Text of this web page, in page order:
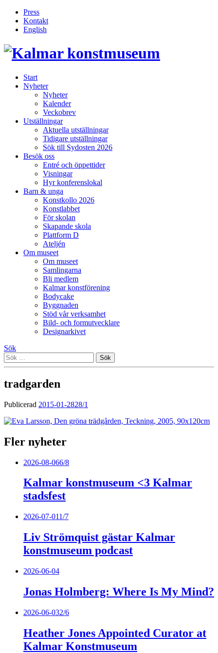
Press
Kontakt
English
Inläggsnavigering
Start
Nyheter
Nyheter
Kalender
Veckobrev
Utställningar
Aktuella utställningar
Tidigare utställningar
Sök till Sydosten 2026
Besök oss
Entré och öppettider
Visningar
Hyr konferenslokal
Barn & unga
Konstkollo 2026
Konstlabbet
För skolan
Skapande skola
Plattform D
Ateljén
Om museet
Om museet
Samlingarna
Bli medlem
Kalmar konstförening
Bodycake
Byggnaden
Stöd vår verksamhet
Bild- och formutvecklare
Designarkivet
Sök
Sök
efter:
tradgarden
Publicerad 2015-01-2828/1
Fler nyheter
2026-08-066/8
Kalmar konstmuseum <3 Kalmar
stadsfest
2026-07-011/7
Liv Strömquist gästar Kalmar
konstmuseum podcast
2026-06-04
Jonas Holmberg: Where Is My Mind?
2026-06-032/6
Heather Jones Appointed Curator at
Kalmar Konstmuseum